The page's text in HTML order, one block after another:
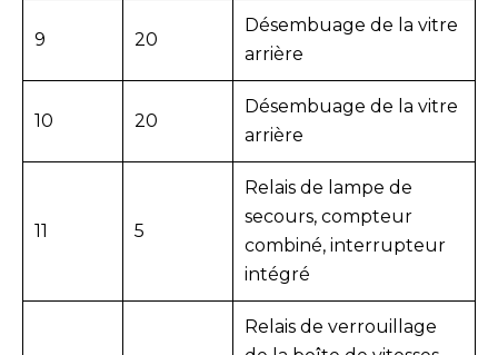
9 20
Désembuage de la vitre
arrière
10 20
Désembuage de la vitre
arrière
11 5
Relais de lampe de
secours, compteur
combiné, interrupteur
intégré
Relais de verrouillage